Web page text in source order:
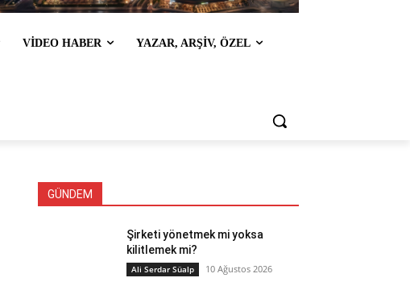
VİDEO HABER YAZAR, ARŞİV, ÖZEL
GÜNDEM
Şirketi yönetmek mi yoksa
kilitlemek mi?
Ali Serdar Süalp 10 Ağustos 2026